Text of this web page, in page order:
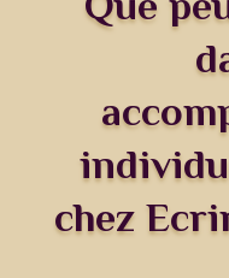
chez